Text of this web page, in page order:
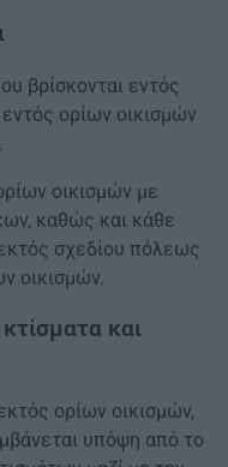
βρίσκονται εντός
ορίων οικισμών
οικισμών με
καθώς και κάθε
σχεδίου πόλεως
οικισμών.
και
ορίων οικισμών,
υπόψη από το